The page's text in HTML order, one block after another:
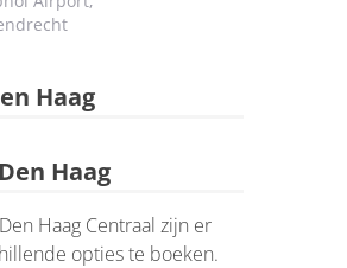
Haag
Haag
Haag Centraal zijn er
opties te boeken.